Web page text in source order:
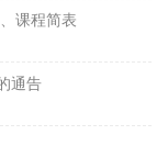
课程简表
通告